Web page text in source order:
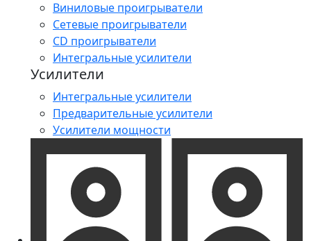
Виниловые проигрыватели
Сетевые проигрыватели
CD проигрыватели
Интегральные усилители
Усилители
Интегральные усилители
Предварительные усилители
Усилители мощности